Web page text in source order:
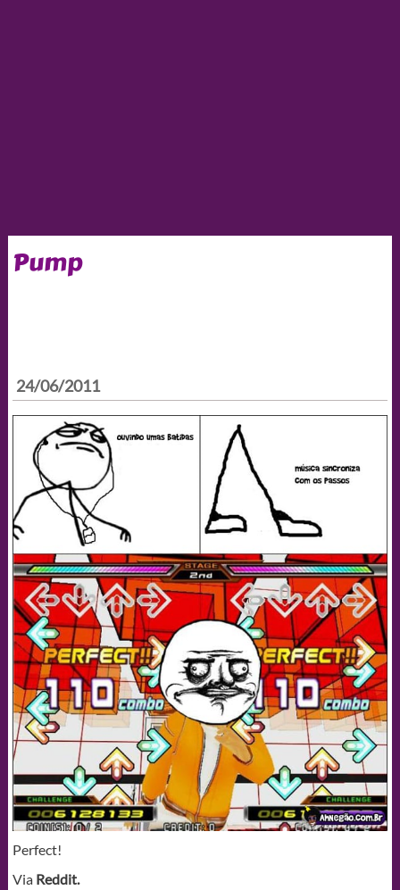
Pump
24/06/2011
Perfect!
Via Reddit.